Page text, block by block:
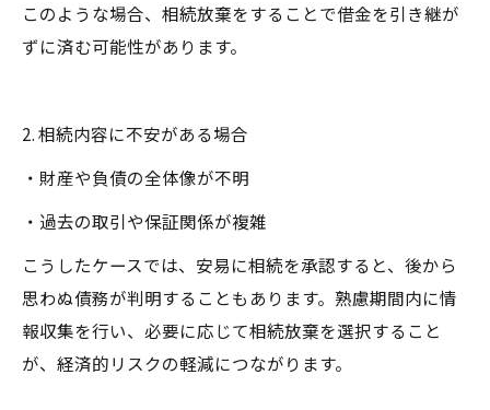
このような場合、相続放棄をすることで借金を引き継が
ずに済む可能性があります。
2. 相続内容に不安がある場合
・財産や負債の全体像が不明
・過去の取引や保証関係が複雑
こうしたケースでは、安易に相続を承認すると、後から
思わぬ債務が判明することもあります。熟慮期間内に情
報収集を行い、必要に応じて相続放棄を選択すること
が、経済的リスクの軽減につながります。